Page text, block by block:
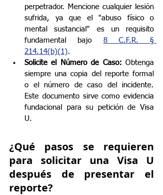
perpetrador. Mencione cualquier lesión
sufrida, ya que el "abuso físico o
mental sustancial" es un requisito
fundamental bajo 8 C.F.R. §
214.14(b)(1).
Solicite el Número de Caso: Obtenga
siempre una copia del reporte formal
o el número de caso del incidente.
Este documento sirve como evidencia
fundacional para su petición de Visa
U.
¿Qué pasos se requieren
para solicitar una Visa U
después de presentar el
reporte?